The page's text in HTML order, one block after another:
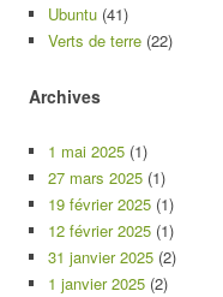
Ubuntu (41)
Verts de terre (22)
Archives
1 mai 2025 (1)
27 mars 2025 (1)
19 février 2025 (1)
12 février 2025 (1)
31 janvier 2025 (2)
1 janvier 2025 (2)